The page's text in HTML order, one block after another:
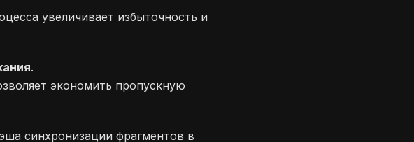
увеличивает избыточность и
.
экономить пропускную
синхронизации фрагментов в